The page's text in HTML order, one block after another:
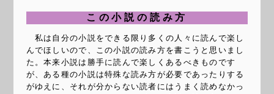
この小説の読み方
私は自分の小説をできる限り多くの人々に読んで楽し
んでほしいので、この小説の読み方を書こうと思いまし
た。本来小説は勝手に読んで楽しくあるべきものです
が、ある種の小説は特殊な読み方が必要であったりする
がゆえに、それが分からない読者にはうまく読めなかっ